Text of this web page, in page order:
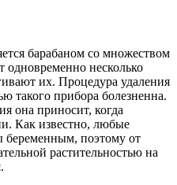
барабаном со множеством
одновременно несколько
их. Процедура удаления
такого прибора болезненна.
она приносит, когда
Как известно, любые
поэтому от
растительностью на